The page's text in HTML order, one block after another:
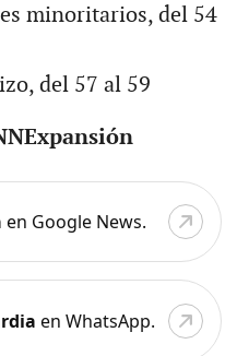
minoritarios, del 54
del 57 al 59
en Google News.
en WhatsApp.